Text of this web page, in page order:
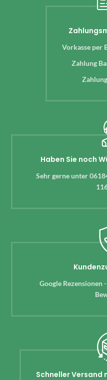
Vorkasse per
Zahlung
Haben Sie noch
Sehr gerne unter
Google
Schneller Versand